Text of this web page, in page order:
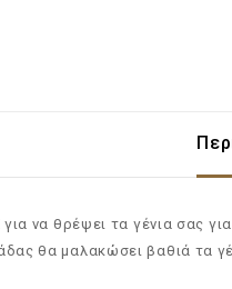
να θρέψει τα γένια σας
θα μαλακώσει βαθιά τα